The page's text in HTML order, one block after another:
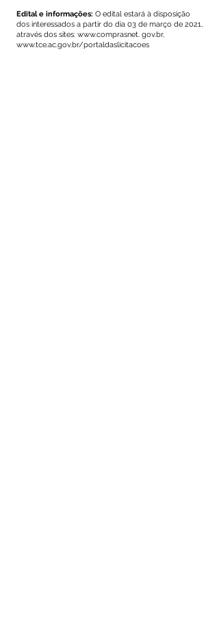
Edital e informações: O edital estará à disposição
dos interessados a partir do dia 03 de março de 2021,
através dos sites: www.comprasnet. gov.br,
www.tce.ac.gov.br/portaldaslicitacoes